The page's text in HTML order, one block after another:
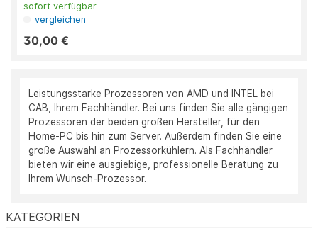
KATEGORIEN
sofort verfügbar
vergleichen
30,00 €
Leistungsstarke Prozessoren von AMD und INTEL bei
CAB, Ihrem Fachhändler. Bei uns finden Sie alle gängigen
Prozessoren der beiden großen Hersteller, für den
Home-PC bis hin zum Server. Außerdem finden Sie eine
große Auswahl an Prozessorkühlern. Als Fachhändler
bieten wir eine ausgiebige, professionelle Beratung zu
Ihrem Wunsch-Prozessor.